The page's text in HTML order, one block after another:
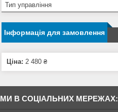
Тип управління
Інформація для замовлення
Ціна: 2 480 ₴
МИ В СОЦІАЛЬНИХ МЕРЕЖАХ: